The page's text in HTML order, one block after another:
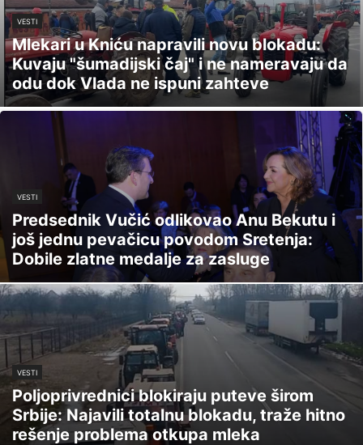
VESTI
Mlekari u Kniću napravili novu blokadu:
Kuvaju "šumadijski čaj" i ne nameravaju da
odu dok Vlada ne ispuni zahteve
VESTI
Predsednik Vučić odlikovao Anu Bekutu i
još jednu pevačicu povodom Sretenja:
Dobile zlatne medalje za zasluge
VESTI
Poljoprivrednici blokiraju puteve širom
Srbije: Najavili totalnu blokadu, traže hitno
rešenje problema otkupa mleka